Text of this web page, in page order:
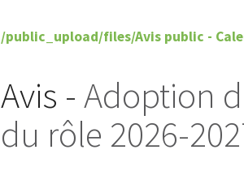
/public_upload/files/Avis public -
Avis - Adoption
du rôle 2026-